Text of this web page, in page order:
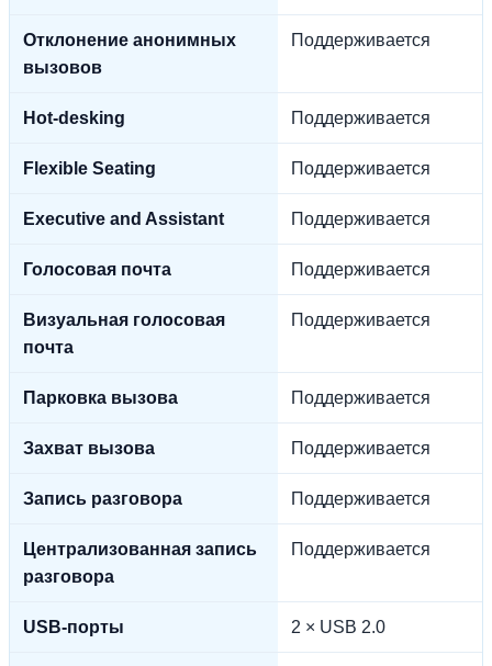
Отклонение анонимных
вызовов
Поддерживается
Hot-desking Поддерживается
Flexible Seating Поддерживается
Executive and Assistant Поддерживается
Голосовая почта Поддерживается
Визуальная голосовая
почта
Поддерживается
Парковка вызова Поддерживается
Захват вызова Поддерживается
Запись разговора Поддерживается
Централизованная запись
разговора
Поддерживается
USB-порты 2 × USB 2.0